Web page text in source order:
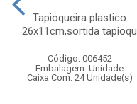
Tapioqueira plastico
26x11cm,sortida tapioqu
Código: 006452
Embalagem: Unidade
Caixa Com: 24 Unidade(s)